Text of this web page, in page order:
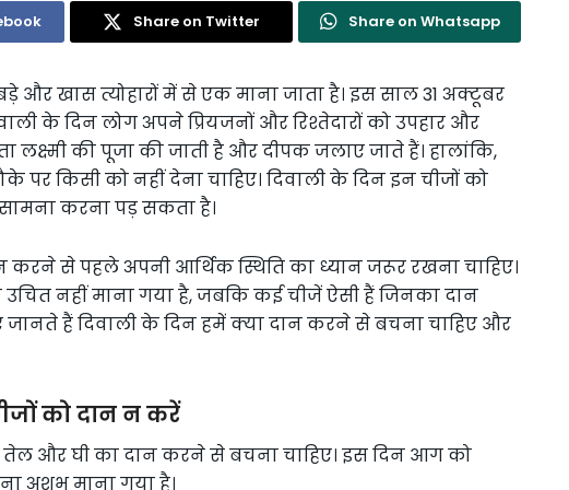
Share on Twitter Share on Whatsapp
और खास त्योहारों में से एक माना जाता है। इस साल 31 अक्टूबर
के दिन लोग अपने प्रियजनों और रिश्तेदारों को उपहार और
लक्ष्मी की पूजा की जाती है और दीपक जलाए जाते हैं। हालांकि,
पर किसी को नहीं देना चाहिए। दिवाली के दिन इन चीजों को
करना पड़ सकता है।
करने से पहले अपनी आर्थिक स्थिति का ध्यान जरूर रखना चाहिए।
नहीं माना गया है, जबकि कई चीजें ऐसी हैं जिनका दान
हैं दिवाली के दिन हमें क्या दान करने से बचना चाहिए और
को दान न करें
तेल और घी का दान करने से बचना चाहिए। इस दिन आग को
अशुभ माना गया है।